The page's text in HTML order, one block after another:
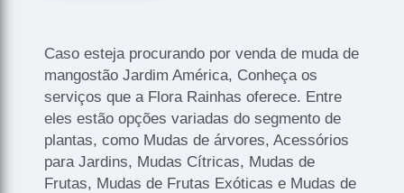
Caso esteja procurando por venda de muda de
mangostão Jardim América, Conheça os
serviços que a Flora Rainhas oferece. Entre
eles estão opções variadas do segmento de
plantas, como Mudas de árvores, Acessórios
para Jardins, Mudas Cítricas, Mudas de
Frutas, Mudas de Frutas Exóticas e Mudas de